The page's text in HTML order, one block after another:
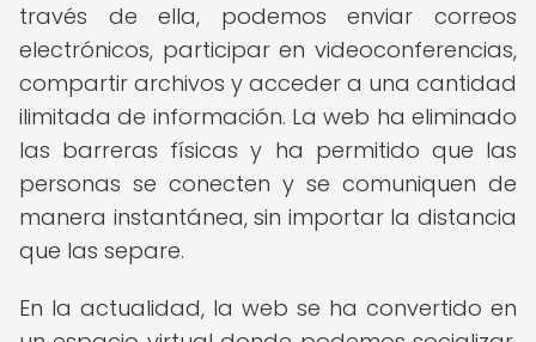
través de ella, podemos enviar correos
electrónicos, participar en videoconferencias,
compartir archivos y acceder a una cantidad
ilimitada de información. La web ha eliminado
las barreras físicas y ha permitido que las
personas se conecten y se comuniquen de
manera instantánea, sin importar la distancia
que las separe.
En la actualidad, la web se ha convertido en